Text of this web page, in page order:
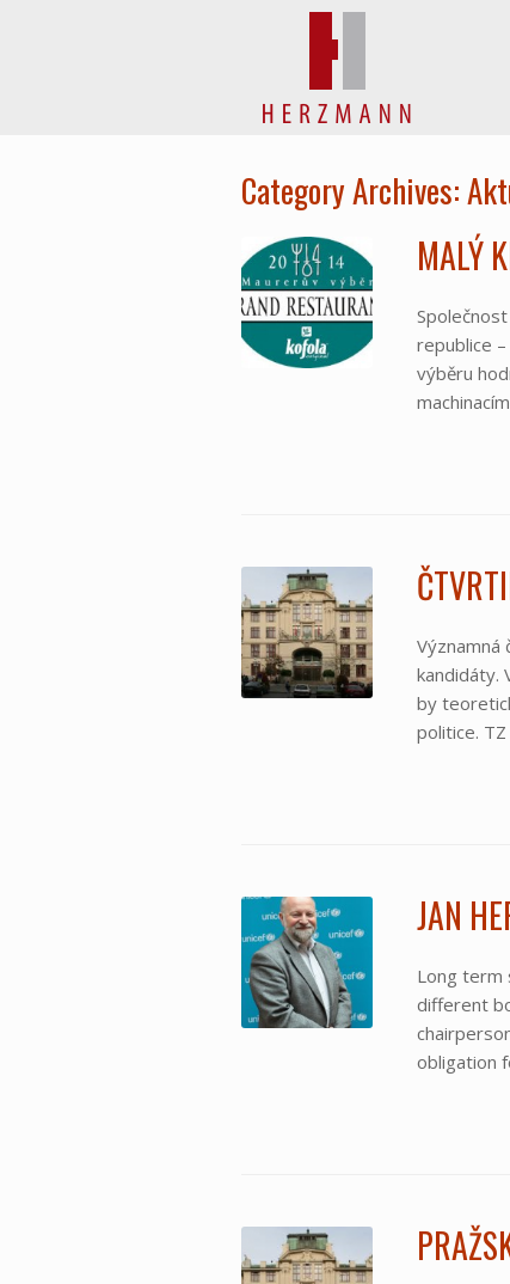
Category Archives:
MALÝ
republice
výběru
Významná
kandidáty.
by
politice.
JAN
Long term
different
obligation